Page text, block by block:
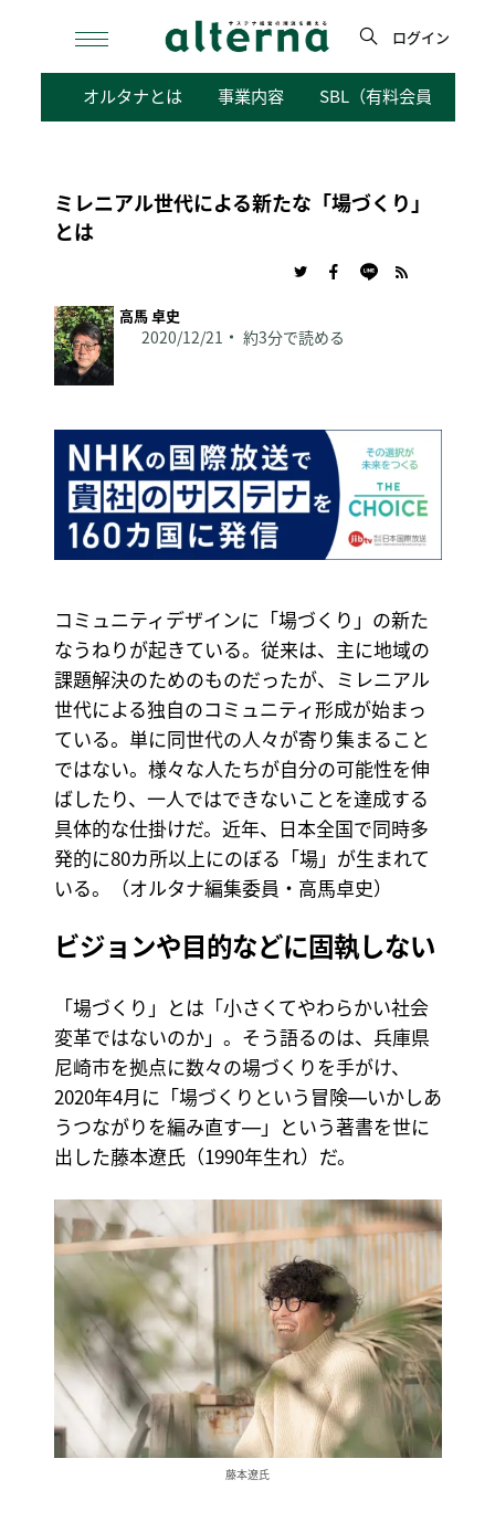
検
ログイン
オルタナとは 事業内容 SBL（有料会員向けサ
ミレニアル世代による新たな「場づくり」
とは
高馬 卓史
2020/12/21 約3分で読める
コミュニティデザインに「場づくり」の新た
なうねりが起きている。従来は、主に地域の
課題解決のためのものだったが、ミレニアル
世代による独自のコミュニティ形成が始まっ
ている。単に同世代の人々が寄り集まること
ではない。様々な人たちが自分の可能性を伸
ばしたり、一人ではできないことを達成する
具体的な仕掛けだ。近年、日本全国で同時多
発的に80カ所以上にのぼる「場」が生まれて
いる。（オルタナ編集委員・高馬卓史）
ビジョンや目的などに固執しない
「場づくり」とは「小さくてやわらかい社会
変革ではないのか」。そう語るのは、兵庫県
尼崎市を拠点に数々の場づくりを手がけ、
2020年4月に「場づくりという冒険―いかしあ
うつながりを編み直す―」という著書を世に
出した藤本遼氏（1990年生れ）だ。
藤本遼氏